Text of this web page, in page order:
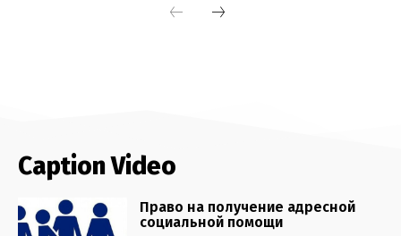
Caption Video
Право на получение адресной
социальной помощи